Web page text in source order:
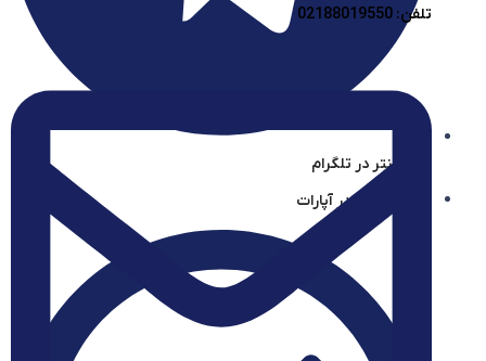
آیساسنتر در تلگرام
آیساسنتر در آپارات
تلفن: 02188019550